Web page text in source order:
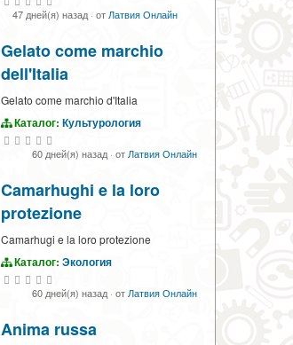
47 дней(я) назад· отЛатвия Онлайн
Gelato come marchio
dell'Italia
Gelato come marchio d'Italia
Каталог: Культурология
60 дней(я) назад· отЛатвия Онлайн
Camarhughi e la loro
protezione
Camarhugi e la loro protezione
Каталог: Экология
60 дней(я) назад· отЛатвия Онлайн
Anima russa